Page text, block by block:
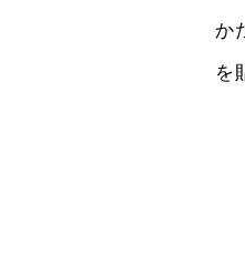
か
を